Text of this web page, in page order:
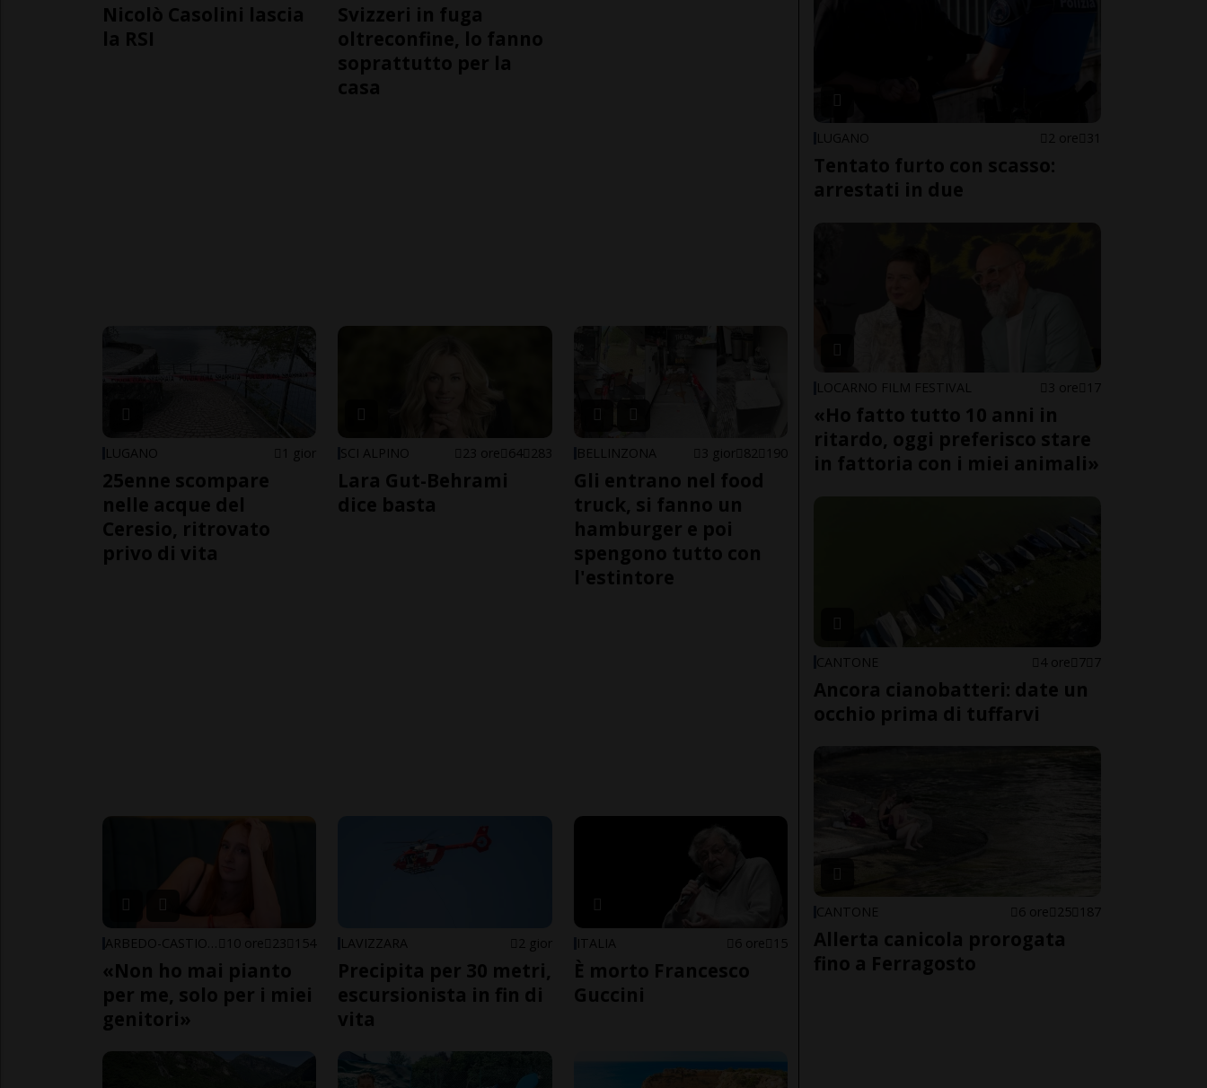
Nicolò Casolini lascia
la RSI
Svizzeri in fuga
oltreconfine, lo fanno
soprattutto per la
casa
LUGANO 1 gior
25enne scompare
nelle acque del
Ceresio, ritrovato
privo di vita
SCI ALPINO 23 ore 64 283
Lara Gut-Behrami
dice basta
BELLINZONA 3 gior 82 190
Gli entrano nel food
truck, si fanno un
hamburger e poi
spengono tutto con
l'estintore
10 ore 23 154
«Non ho mai pianto
per me, solo per i miei
genitori»
LAVIZZARA 2 gior
Precipita per 30 metri,
escursionista in fin di
vita
ITALIA 6 ore 15
È morto Francesco
Guccini
LUGANO 2 ore 31
Tentato furto con scasso:
arrestati in due
LOCARNO FILM FESTIVAL 3 ore 17
«Ho fatto tutto 10 anni in
ritardo, oggi preferisco stare
in fattoria con i miei animali»
CANTONE 4 ore 7 7
Ancora cianobatteri: date un
occhio prima di tuffarvi
CANTONE 6 ore 25 187
Allerta canicola prorogata
fino a Ferragosto